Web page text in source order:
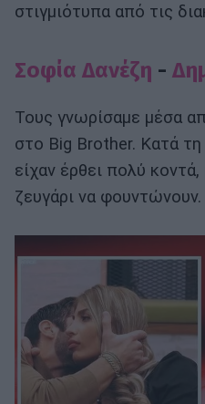
στιγμιό­τυπα από τις
Σοφία Δανέζη -
Τους γνωρίσαμε μέσα
στο Big Brother. Κατά τη
είχαν έρθει πολύ
ζευγάρι να φουντώνουν.